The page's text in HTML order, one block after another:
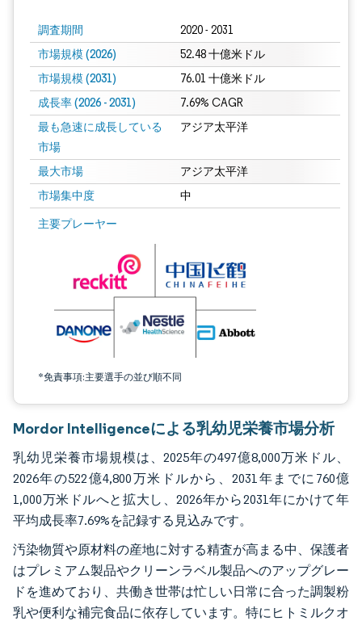
調査期間 2020 - 2031
市場規模 (2026) 52.48 十億米ドル
市場規模 (2031) 76.01 十億米ドル
成長率 (2026 - 2031) 7.69% CAGR
最も急速に成長している
市場
アジア太平洋
最大市場 アジア太平洋
市場集中度 中
主要プレーヤー
*免責事項:主要選手の並び順不同
画像 © Mordor Intelligence。再利用にはCC BY 4.0の表示が必要です。
Mordor Intelligenceによる乳幼児栄養市場分析
乳幼児栄養市場規模は、2025年の497億8,000万米ドル、
2026年の522億4,800万米ドルから、2031年までに760億
1,000万米ドルへと拡大し、2026年から2031年にかけて年
平均成長率7.69%を記録する見込みです。
汚染物質や原材料の産地に対する精査が高まる中、保護者
はプレミアム製品やクリーンラベル製品へのアップグレー
ドを進めており、共働き世帯は忙しい日常に合った調製粉
乳や便利な補完食品に依存しています。特にヒトミルクオ